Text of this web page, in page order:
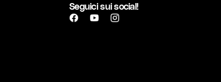
Seguici sui social!